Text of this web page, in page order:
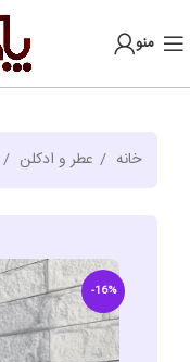
منو
خانه عطر و ادکلن
-16%